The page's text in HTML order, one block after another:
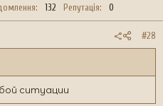
132 Репутація 0
#28
ситуации